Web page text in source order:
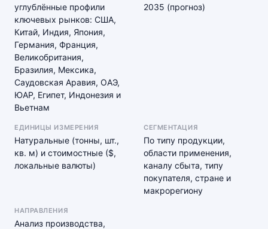
углублённые профили
ключевых рынков: США,
Китай, Индия, Япония,
Германия, Франция,
Великобритания,
Бразилия, Мексика,
Саудовская Аравия, ОАЭ,
ЮАР, Египет, Индонезия и
Вьетнам
2035 (прогноз)
ЕДИНИЦЫ ИЗМЕРЕНИЯ
Натуральные (тонны, шт.,
кв. м) и стоимостные ($,
локальные валюты)
СЕГМЕНТАЦИЯ
По типу продукции,
области применения,
каналу сбыта, типу
покупателя, стране и
макрорегиону
НАПРАВЛЕНИЯ
Анализ производства,